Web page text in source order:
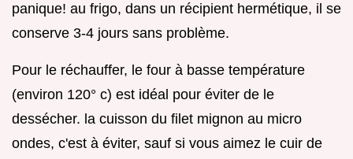
panique! au frigo, dans un récipient hermétique, il se
conserve 3-4 jours sans problème.
Pour le réchauffer, le four à basse température
(environ 120° c) est idéal pour éviter de le
dessécher. la cuisson du filet mignon au micro
ondes, c'est à éviter, sauf si vous aimez le cuir de